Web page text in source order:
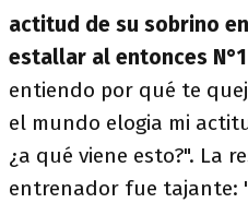
actitud de su sobrino
estallar al entonces
entiendo por qué te
el mundo elogia mi
¿a qué viene esto?". La
entrenador fue tajante: